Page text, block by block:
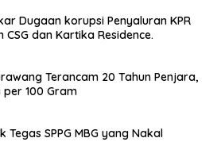
Dugaan korupsi Penyaluran KPR
dan Kartika Residence.
Terancam 20 Tahun Penjara,
per 100 Gram
SPPG MBG yang Nakal